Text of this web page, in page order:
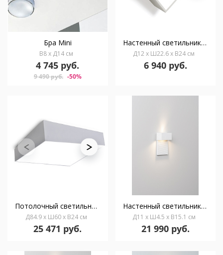
Бра Mini
В8 x Д14 см
4 745 руб.
9 490 руб. -50%
Настенный светильник MANTRA MINI 5481
Д12 x Ш22.6 x В24 см
6 940 руб.
Потолочный светильник MANTRA MINI 6160
Д84.9 x Ш60 x В24 см
25 471 руб.
Настенный светильник Mini 15 AC белый
Д11 x Ш4.5 x В15.1 см
21 990 руб.